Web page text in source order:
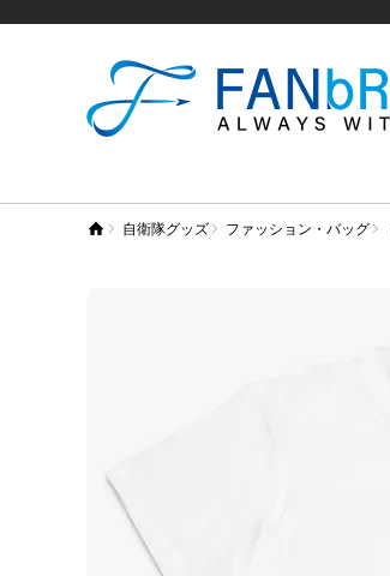
自衛隊グッズ ファッション・バッグ